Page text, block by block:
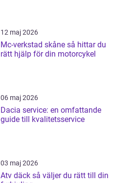
12 maj 2026
Mc-verkstad skåne så hittar du
rätt hjälp för din motorcykel
06 maj 2026
Dacia service: en omfattande
guide till kvalitetsservice
03 maj 2026
Atv däck så väljer du rätt till din